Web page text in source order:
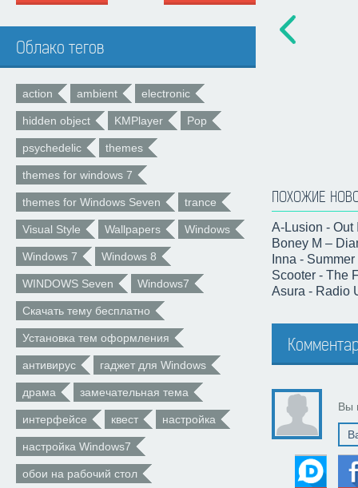
Облако тегов
action ambient electronic
hidden object KMPlayer Pop
psychedelic themes
themes for windows 7
themes for Windows Seven trance
Visual Style Wallpapers Windows
Windows 7 Windows 8
WINDOWS Seven Windows7
Скачать тему бесплатно
Установка тем оформления
антивирус гаджет для Windows
драма замечательная тема
интерфейсе квест настройка
настройка Windows7
обои на рабочий стол
ПОХОЖИЕ
A-Lusion - Out
Boney M –
Inna -
Scooter - The
Asura - Radio
Вы